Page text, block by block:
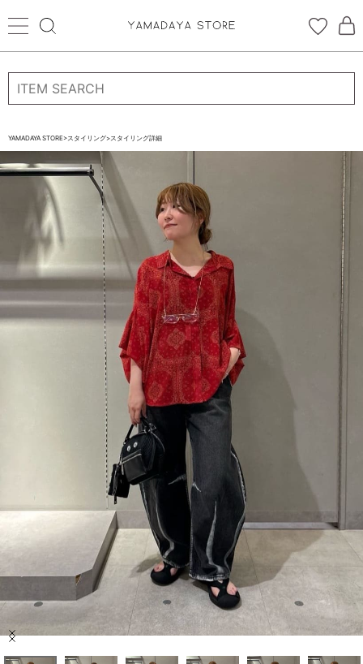
ログイン 新規会員登録
CATEGORYから探す
STORE BRAND・LABELから探す
すべての商品
新着商品
ブランド一覧
店舗検索
サイズガイド
YAMADAYA STORE>スタイリング>スタイリング詳細
Item